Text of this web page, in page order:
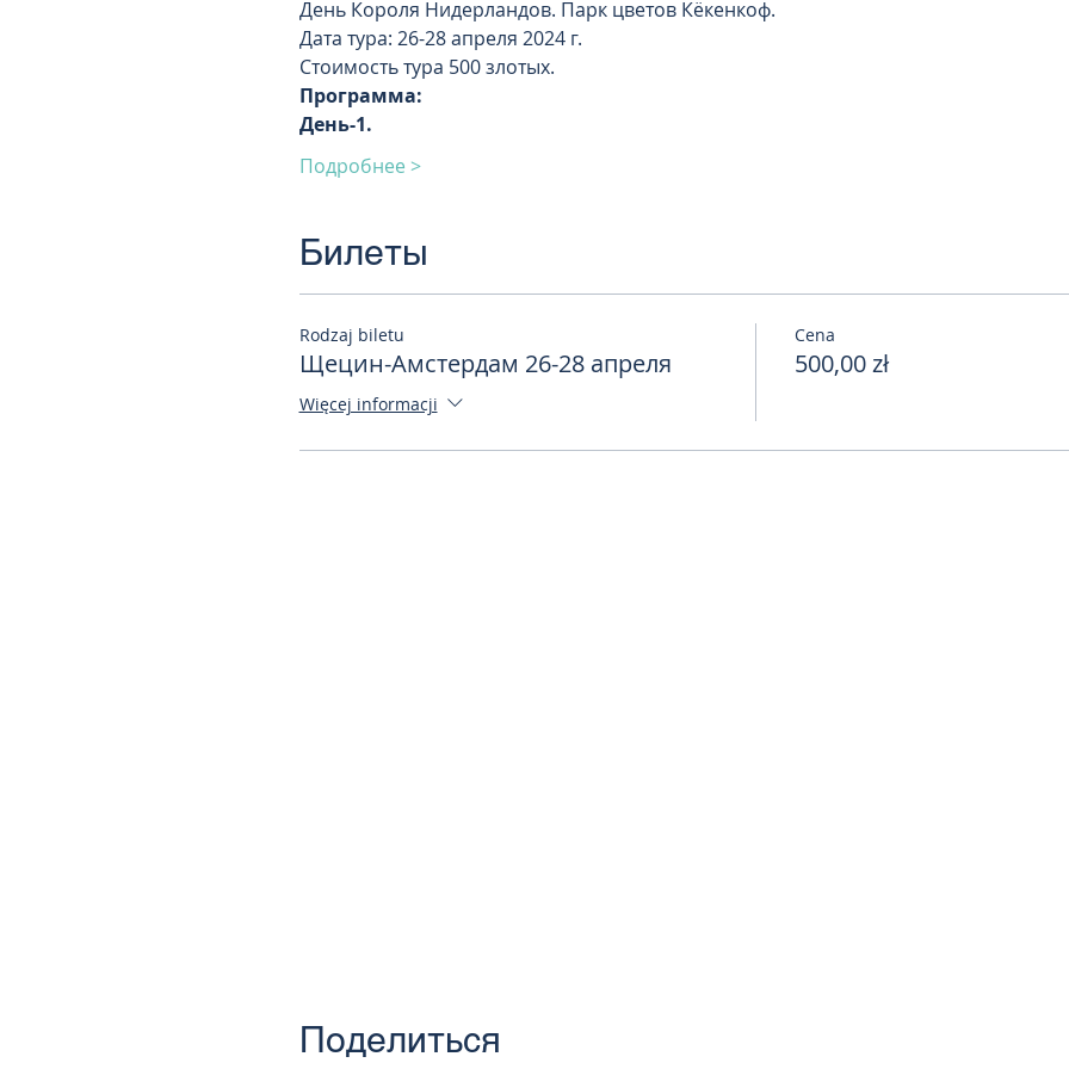
День Короля Нидерландов. Парк цветов Кёкенкоф.
Дата тура: 26-28 апреля 2024 г.
Стоимость тура 500 злотых.
Программа:
День-1.
Подробнее >
Билеты
Rodzaj biletu
Щецин-Амстердам 26-28 апреля
Więcej informacji
Cena
500,00 zł
Поделиться